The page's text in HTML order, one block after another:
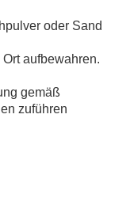
oder Sand
aufbewahren.
gemäß
zuführen